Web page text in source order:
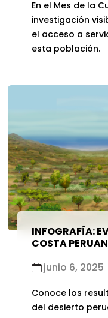
En el Mes de la
investigación
el acceso a
esta población.
INFOGRAFÍA:
COSTA
junio 6, 2025
Conoce los
del desierto